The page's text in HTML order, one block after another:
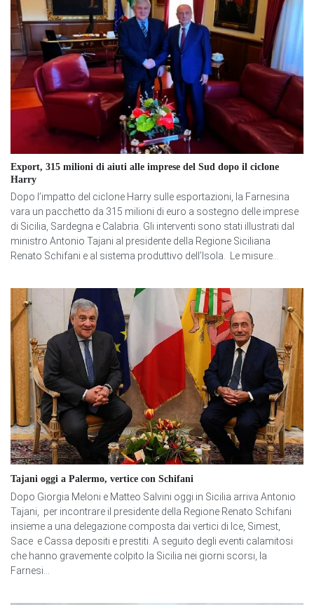
Export, 315 milioni di aiuti alle imprese del Sud dopo il ciclone
Harry
Dopo l’impatto del ciclone Harry sulle esportazioni, la Farnesina
vara un pacchetto da 315 milioni di euro a sostegno delle imprese
di Sicilia, Sardegna e Calabria. Gli interventi sono stati illustrati dal
ministro Antonio Tajani al presidente della Regione Siciliana
Renato Schifani e al sistema produttivo dell’Isola. Le misure...
Tajani oggi a Palermo, vertice con Schifani
Dopo Giorgia Meloni e Matteo Salvini oggi in Sicilia arriva Antonio
Tajani, per incontrare il presidente della Regione Renato Schifani
insieme a una delegazione composta dai vertici di Ice, Simest,
Sace e Cassa depositi e prestiti. A seguito degli eventi calamitosi
che hanno gravemente colpito la Sicilia nei giorni scorsi, la
Farnesi...